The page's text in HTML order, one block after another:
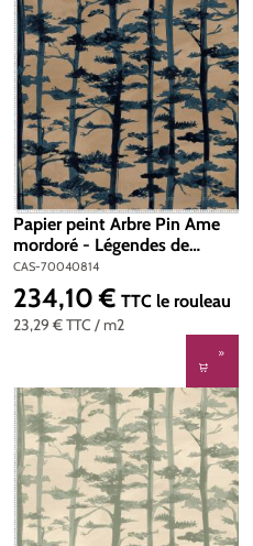
Papier peint Arbre Pin Ame
mordoré - Légendes de
Casamance | Réf. CAS-
70040814
CAS-70040814
23,29 €TTC / m2
Prix régulier :
234,10 € TTC le rouleau